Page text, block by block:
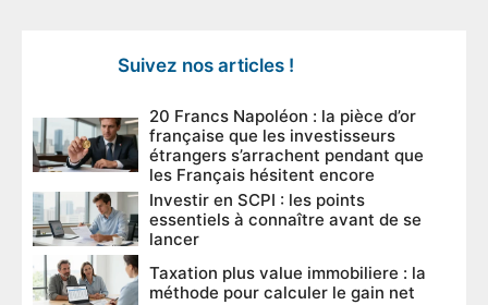
Suivez nos articles !
20 Francs Napoléon : la pièce d’or
française que les investisseurs
étrangers s’arrachent pendant que
les Français hésitent encore
Investir en SCPI : les points
essentiels à connaître avant de se
lancer
Taxation plus value immobiliere : la
méthode pour calculer le gain net